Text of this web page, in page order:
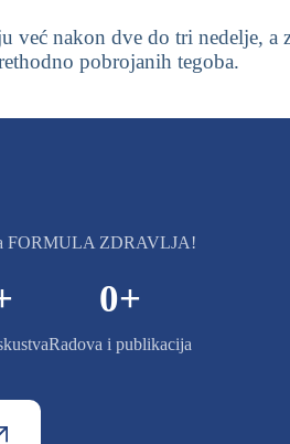
već nakon dve do tri nedelje, a
pobrojanih tegoba.
FORMULA ZDRAVLJA!
Radova i publikacija
0+